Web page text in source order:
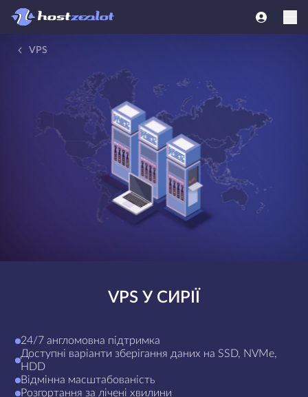
VPS
VPS У СИРІЇ
24/7 англомовна підтримка
Доступні варіанти зберігання даних на SSD, NVMe,
HDD
Відмінна масштабованість
Розгортання за лічені хвилини